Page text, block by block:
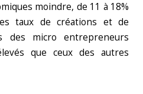
moindre, de 11 à 18%
taux de créations et de
des micro entrepreneurs
que ceux des autres